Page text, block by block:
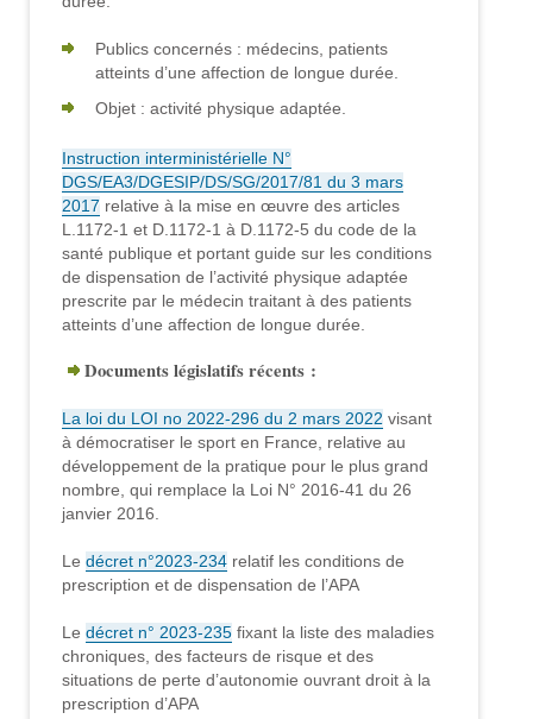
Publics concernés : médecins, patients
atteints d’une affection de longue durée.
Objet : activité physique adaptée.
Instruction interministérielle N°
DGS/EA3/DGESIP/DS/SG/2017/81 du 3 mars
2017 relative à la mise en œuvre des articles
L.1172-1 et D.1172-1 à D.1172-5 du code de la
santé publique et portant guide sur les conditions
de dispensation de l’activité physique adaptée
prescrite par le médecin traitant à des patients
atteints d’une affection de longue durée.
Documents législatifs récents :
La loi du LOI no 2022-296 du 2 mars 2022 visant
à démocratiser le sport en France, relative au
développement de la pratique pour le plus grand
nombre, qui remplace la Loi N° 2016-41 du 26
janvier 2016.
Ledécret n°2023-234 relatif les conditions de
prescription et de dispensation de l’APA
Ledécret n° 2023-235 fixant la liste des maladies
chroniques, des facteurs de risque et des
situations de perte d’autonomie ouvrant droit à la
prescription d’APA